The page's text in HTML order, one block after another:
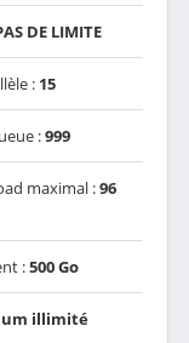
DE LIMITE
: 15
:999
maximal :96
:500 Go
illimité